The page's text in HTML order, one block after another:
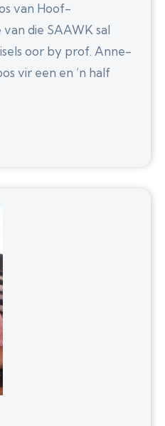
van Hoof-
die SAAWK sal
oor by prof. Anne-
vir een en ’n half